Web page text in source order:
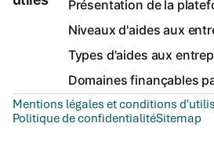
Présentation de la
Niveaux d'aides aux
Types d'aides aux
Domaines finançables
Mentions légales et conditions
Politique de confidentialitéSitemap